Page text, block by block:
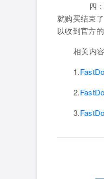
四：
就购买结束
以收到官方
相关内容
1.
2.
3.